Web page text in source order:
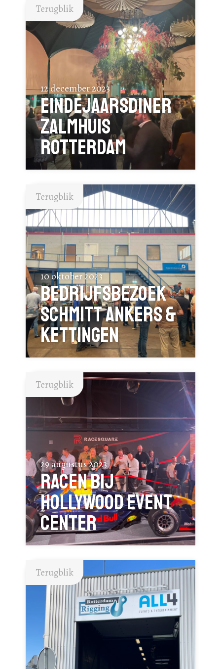
Terugblik
12 december 2023
Eindejaarsdiner
Zalmhuis
Rotterdam
Terugblik
10 oktober 2023
Bedrijfsbezoek
Schmitt Ankers &
Kettingen
Terugblik
29 augustus 2023
Racen bij
Hollywood Event
Center
Terugblik